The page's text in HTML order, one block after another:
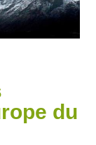
du